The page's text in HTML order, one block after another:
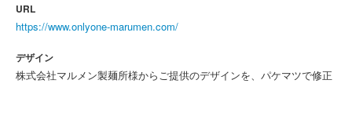
URL
https://www.onlyone-marumen.com/
デザイン
株式会社マルメン製麺所様からご提供のデザインを、パケマツで修正